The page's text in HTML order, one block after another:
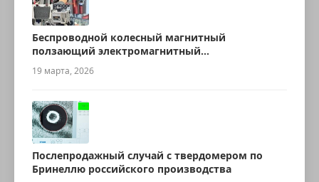
Беспроводной колесный магнитный
ползающий электромагнитный
ультразвуковой робот для измерения
толщины
19 марта, 2026
Послепродажный случай с твердомером по
Бринеллю российского производства